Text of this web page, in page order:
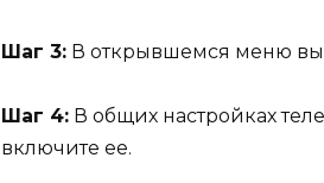
Шаг 3: В открывшемся меню
Шаг 4: В общих настройках
включите ее.